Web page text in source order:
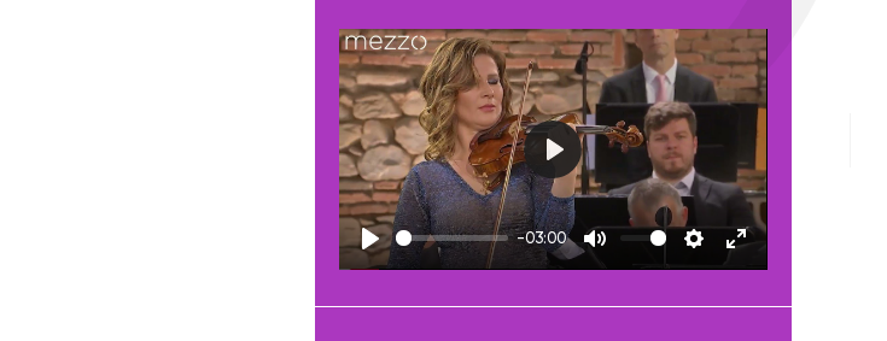
Play
-03:00
Mute Settings
Enter
fullscreen
Play